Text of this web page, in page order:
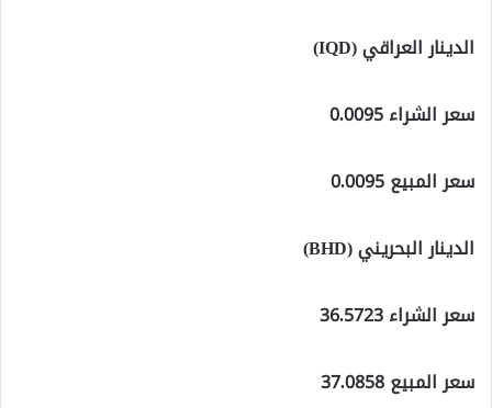
الدينار العراقي (IQD)
سعر الشراء 0.0095
سعر المبيع 0.0095
الدينار البحريني (BHD)
سعر الشراء 36.5723
سعر المبيع 37.0858